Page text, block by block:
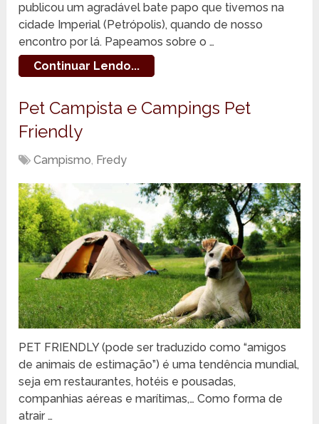
publicou um agradável bate papo que tivemos na
cidade Imperial (Petrópolis), quando de nosso
encontro por lá. Papeamos sobre o …
Continuar Lendo...
Pet Campista e Campings Pet
Friendly
Campismo, Fredy
PET FRIENDLY (pode ser traduzido como “amigos
de animais de estimação”) é uma tendência mundial,
seja em restaurantes, hotéis e pousadas,
companhias aéreas e marítimas,… Como forma de
atrair …